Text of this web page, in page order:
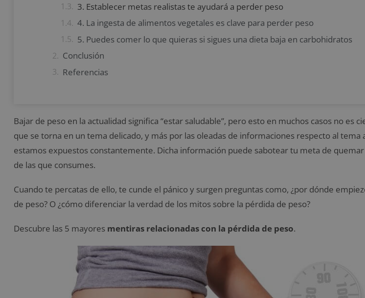
3. Establecer metas realistas te ayudará a perder peso
4. La ingesta de alimentos vegetales es clave para perder peso
5. Puedes comer lo que quieras si sigues una dieta baja en carbohidratos
Conclusión
Referencias
Bajar de peso en la actualidad significa “estar saludable”, pero esto en muchos casos no es
que se torna en un tema delicado, y más por las oleadas de informaciones respecto al tema
estamos expuestos constantemente. Dicha información puede sabotear tu meta de
de las que consumes.
Cuando te percatas de ello, te cunde el pánico y surgen preguntas como, ¿por dónde
de peso? O ¿cómo diferenciar la verdad de los mitos sobre la pérdida de peso?
Descubre las 5 mayores mentiras relacionadas con la pérdida de peso.